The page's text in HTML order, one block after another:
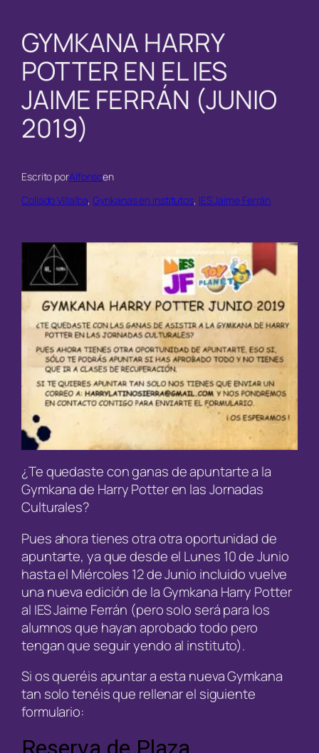
GYMKANA HARRY
POTTER EN EL IES
JAIME FERRÁN (JUNIO
2019)
Escrito porAlfonsoen
Collado Villalba, Gynkanas en institutos, IES Jaime Ferrán
¿Te quedaste con ganas de apuntarte a la
Gymkana de Harry Potter en las Jornadas
Culturales?
Pues ahora tienes otra otra oportunidad de
apuntarte, ya que desde el Lunes 10 de Junio
hasta el Miércoles 12 de Junio incluido vuelve
una nueva edición de la Gymkana Harry Potter
al IES Jaime Ferrán (pero solo será para los
alumnos que hayan aprobado todo pero
tengan que seguir yendo al instituto).
Si os queréis apuntar a esta nueva Gymkana
tan solo tenéis que rellenar el siguiente
formulario: